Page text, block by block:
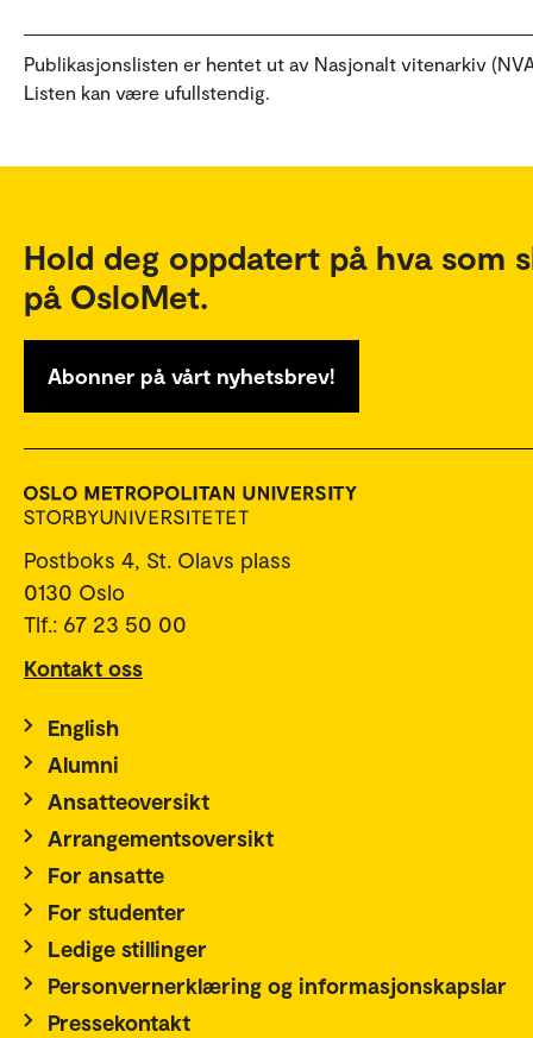
Publikasjonslisten er hentet ut av Nasjonalt vitenarkiv
Listen kan være ufullstendig.
Hold deg oppdatert på hva som
på OsloMet.
Abonner på vårt nyhetsbrev!
Postboks 4, St. Olavs plass
0130 Oslo
Tlf.: 67 23 50 00
Kontakt oss
English
Alumni
Ansatteoversikt
Arrangementsoversikt
For ansatte
For studenter
Ledige stillinger
Personvernerklæring og informasjonskapslar
Pressekontakt